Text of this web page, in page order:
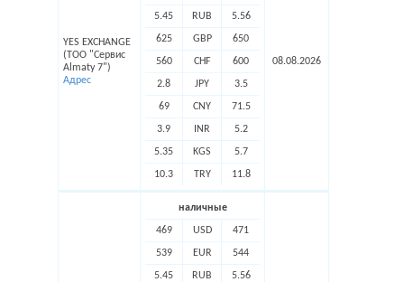
YES EXCHANGE
(ТОО "Сервис
Almaty 7")
Адрес
5.45 RUB 5.56
625 GBP 650
560 CHF 600
2.8 JPY 3.5
69 CNY 71.5
3.9 INR 5.2
5.35 KGS 5.7
10.3 TRY 11.8
08.08.2026
наличные
469 USD 471
539 EUR 544
5.45 RUB 5.56